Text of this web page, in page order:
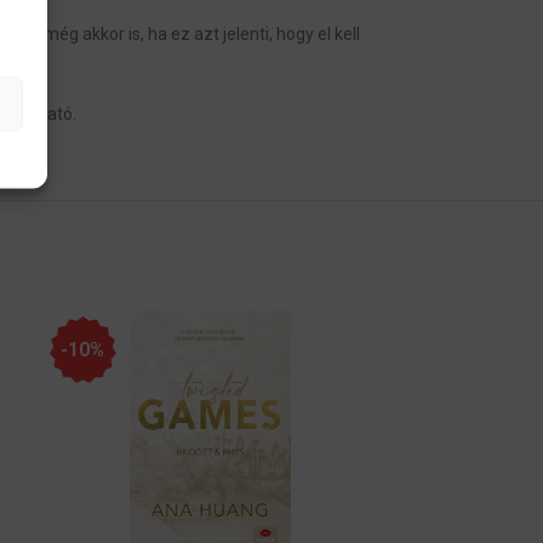
még akkor is, ha ez azt jelenti, hogy el kell
-10%